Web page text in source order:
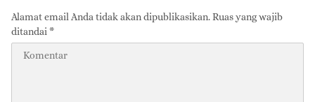
Alamat email Anda tidak akan dipublikasikan.Ruas yang wajib
ditandai*